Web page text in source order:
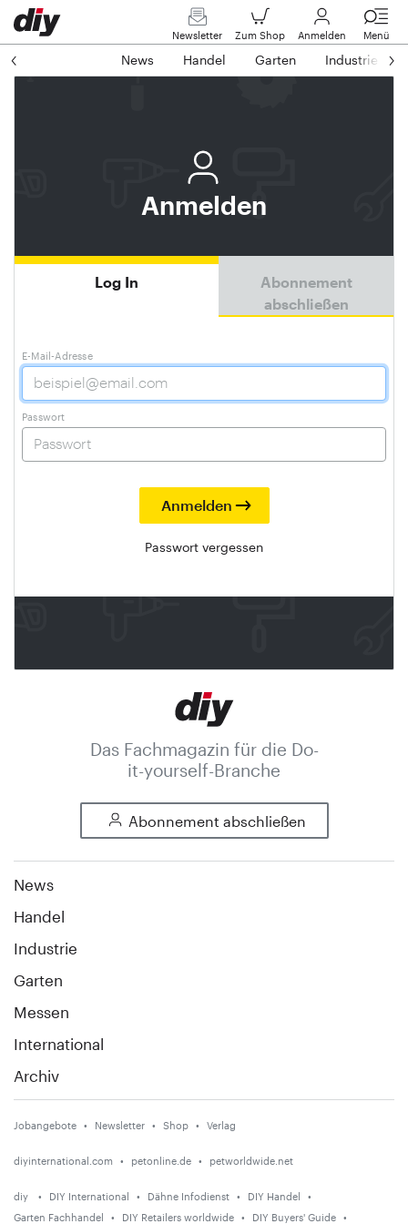
Newsletter Zum Shop Anmelden Menü
News Handel Garten Industrie
Anmelden
Log In
Abonnement
abschließen
E-Mail-Adresse
Passwort
Passwort vergessen
Das Fachmagazin für die Do-
it-yourself-Branche
Abonnement abschließen
News
Handel
Industrie
Garten
Messen
International
Archiv
Jobangebote Newsletter Shop Verlag
diyinternational.com petonline.de petworldwide.net
diy DIY International Dähne Infodienst
DIY Handel
Garten Fachhandel
DIY Retailers worldwide DIY Buyers' Guide